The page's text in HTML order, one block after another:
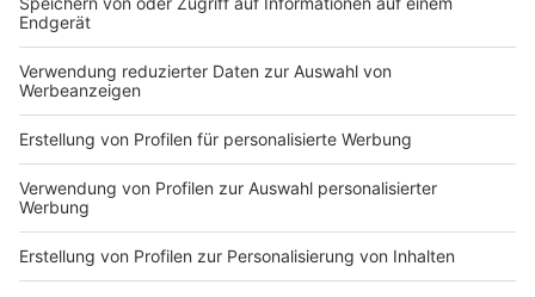
MOTORRADWELT Bodensee 2024: Unsere Fotos von
der Motorrad-Messe in Friedrichshafen
Die MOTORRADWELT Bodensee hat am Wochenende 30.
Geburtstag gefeiert - wir waren dabei und haben hier
Fotos von der Motorradmesse für euch.